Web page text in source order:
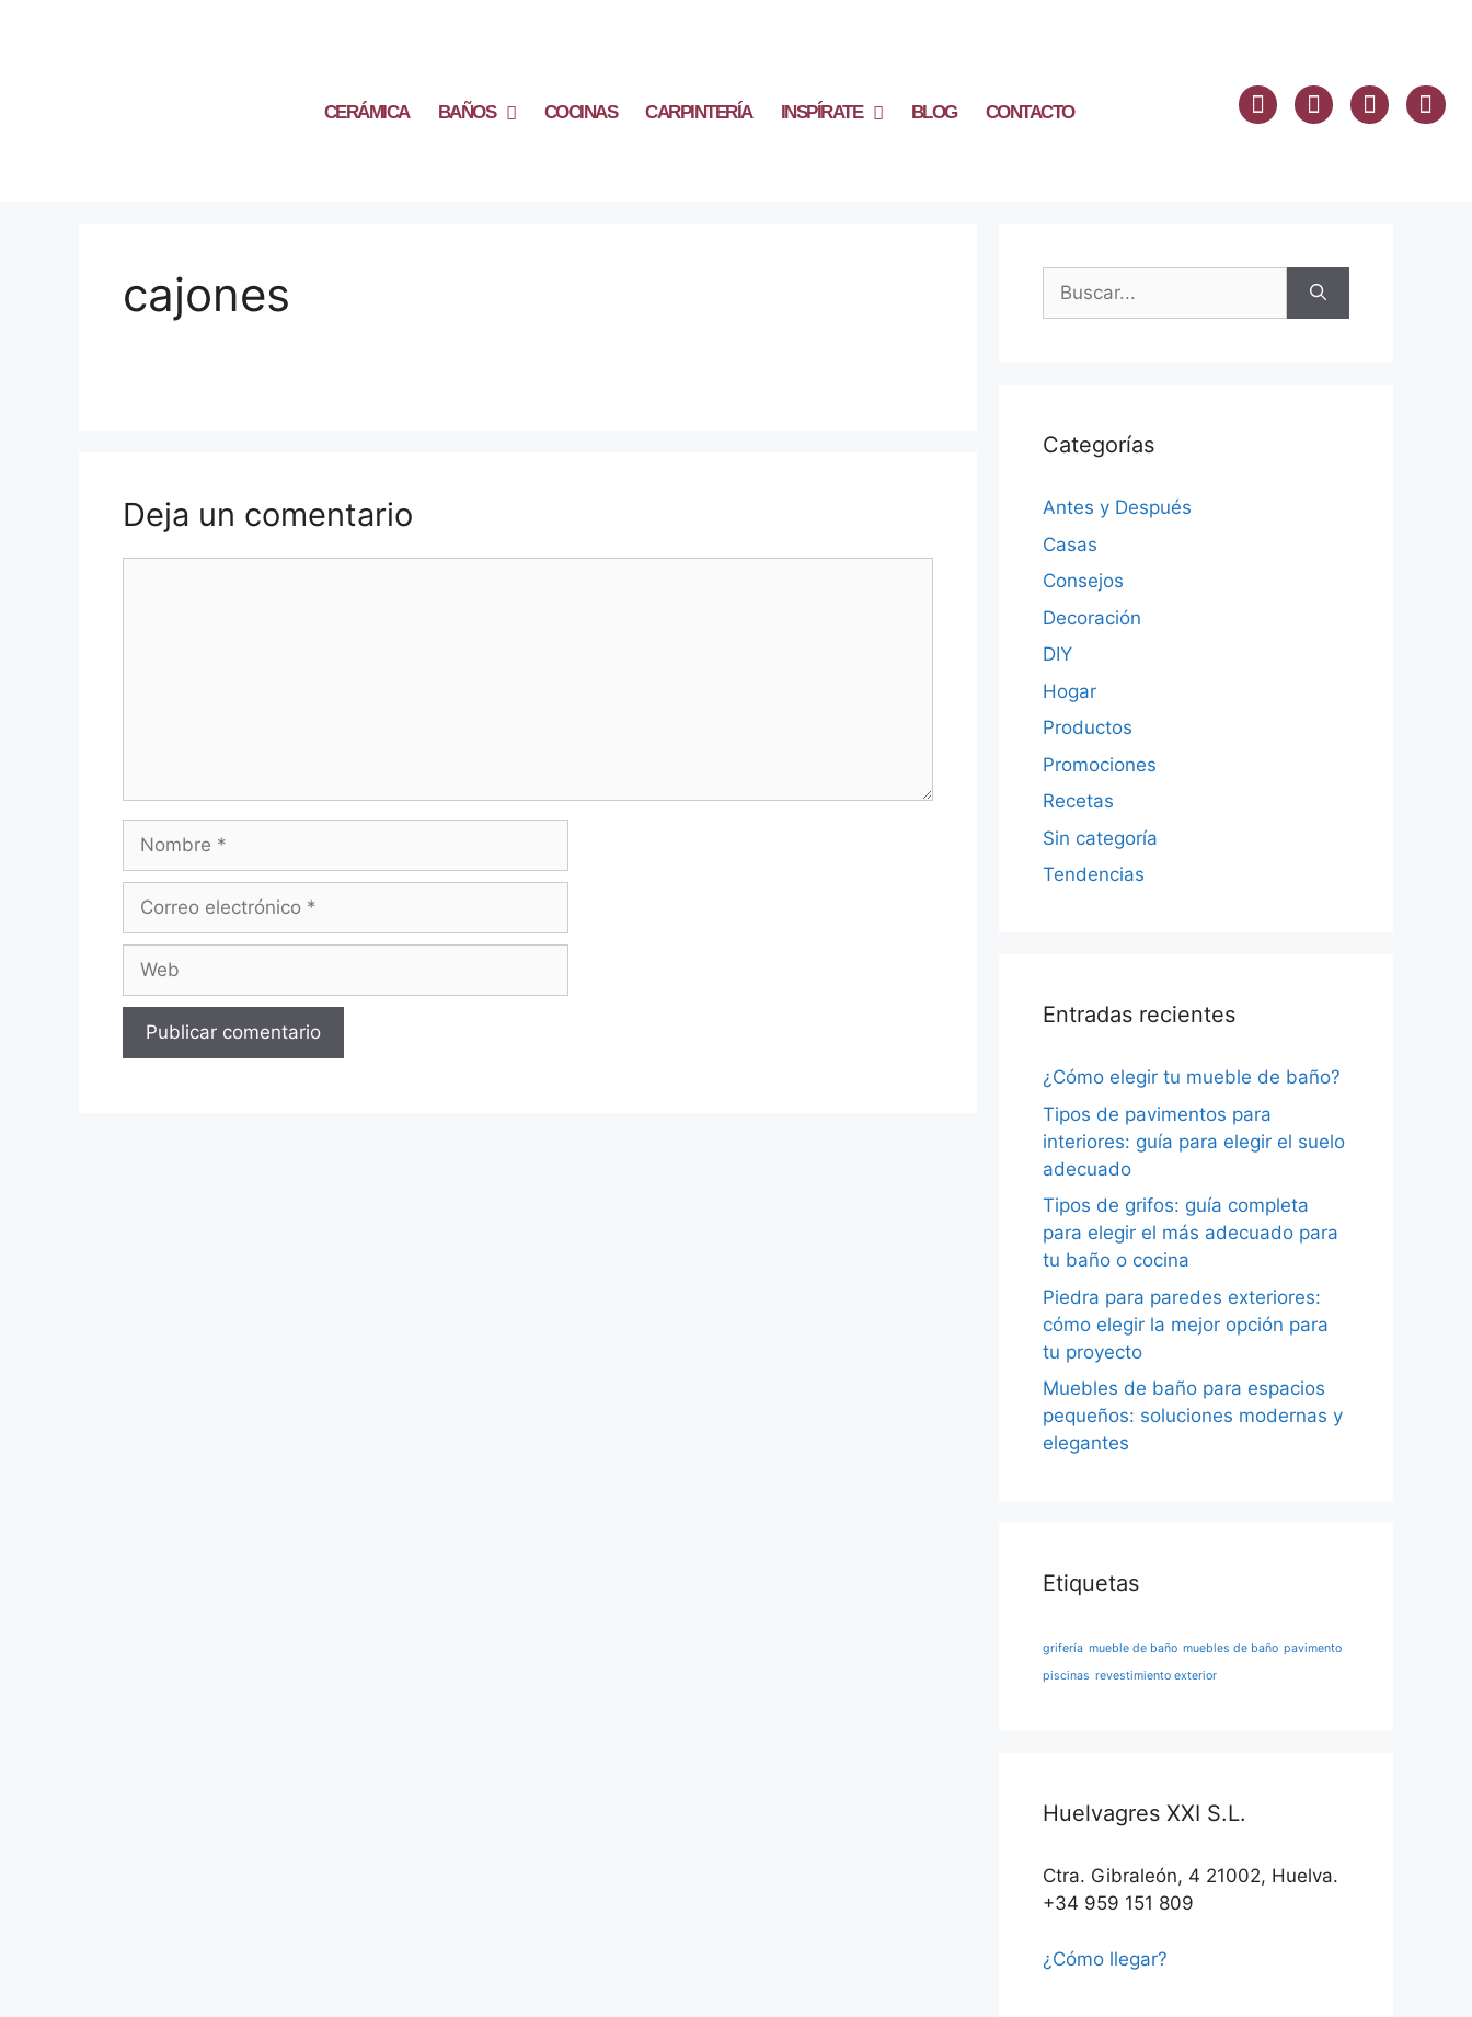
CERÁMICA BAÑOS COCINAS CARPINTERÍA INSPÍRATE BLOG CONTACTO
cajones
Deja un comentario
Categorías
Antes y Después
Casas
Consejos
Decoración
DIY
Hogar
Productos
Promociones
Recetas
Sin categoría
Tendencias
Entradas recientes
¿Cómo elegir tu mueble de baño?
Tipos de pavimentos para
interiores: guía para elegir el suelo
adecuado
Tipos de grifos: guía completa
para elegir el más adecuado para
tu baño o cocina
Piedra para paredes exteriores:
cómo elegir la mejor opción para
tu proyecto
Muebles de baño para espacios
pequeños: soluciones modernas y
elegantes
Etiquetas
grifería mueble de baño muebles de baño pavimento
piscinas revestimiento exterior
Huelvagres XXI S.L.
Ctra. Gibraleón, 4 21002, Huelva.
+34 959 151 809
¿Cómo llegar?